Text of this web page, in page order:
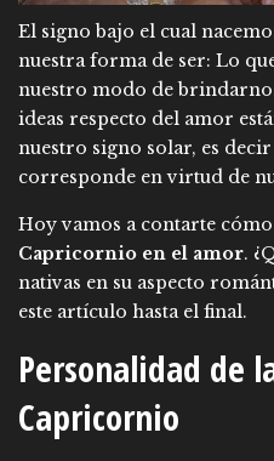
El signo bajo el cual
nuestra forma de ser: Lo
nuestro modo de
ideas respecto del amor
nuestro signo solar, es decir
corresponde en virtud de
Hoy vamos a contarte cómo
Capricornio en el amor.
nativas en su aspecto
este artículo hasta el final.
Personalidad de
Capricornio